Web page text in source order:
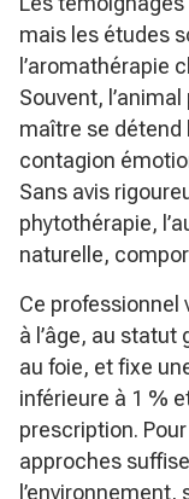
mais les études
l’aromathérapie
Souvent,
maître se
contagion
Sans avis
phytothérapie,
naturelle,
Ce
à l’âge, au statut
au foie, et fixe
inférieure à 1 %
prescription.
approches